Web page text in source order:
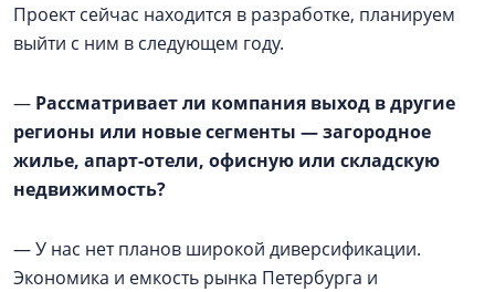
Проект сейчас находится в разработке, планируем
выйти с ним в следующем году.
— Рассматривает ли компания выход в другие
регионы или новые сегменты — загородное
жилье, апарт-отели, офисную или складскую
недвижимость?
— У нас нет планов широкой диверсификации.
Экономика и емкость рынка Петербурга и